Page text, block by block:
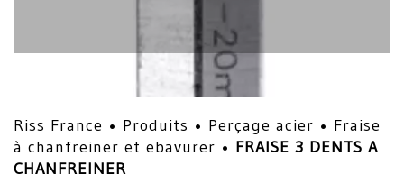
Riss France • Produits • Perçage acier • Fraise
à chanfreiner et ebavurer • FRAISE 3 DENTS A
CHANFREINER